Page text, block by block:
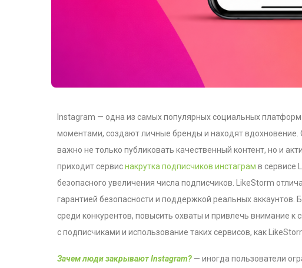
Instagram — одна из самых популярных социальных
моментами, создают личные бренды и находят
важно не только публиковать качественный контент, но и
приходит сервиснакрутка подписчиков инстаграм в сервисе
безопасного увеличения числа подписчиков. LikeStorm
гарантией безопасности и поддержкой реальных
среди конкурентов, повысить охваты и привлечь внимание к
с подписчиками и использование таких сервисов, как
Зачем люди закрывают Instagram? — иногда пользователи